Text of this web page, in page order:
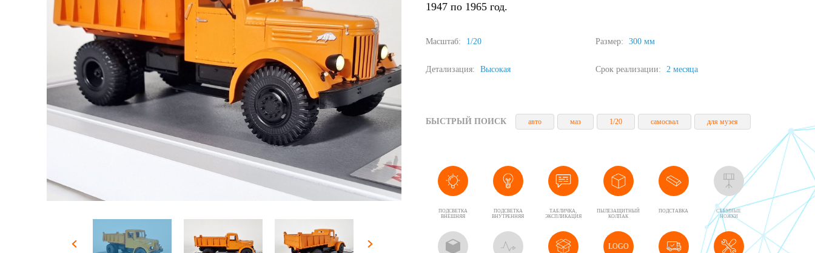
1947 по 1965 год.
Масштаб: 1/20
Детализация: Высокая
Размер: 300 мм
Срок реализации: 2 месяца
БЫСТРЫЙ ПОИСК авто маз 1/20 самосвал для музея
ПОДСВЕТКА
ВНЕШНЯЯ
ПОДСВЕТКА
ВНУТРЕННЯЯ
ТАБЛИЧКА,
ЭКСПЛИКАЦИЯ
ПЫЛЕЗАЩИТНЫЙ
КОЛПАК
ПОДСТАВКА
CЪЕМНЫЕ
НОЖКИ
LOGO